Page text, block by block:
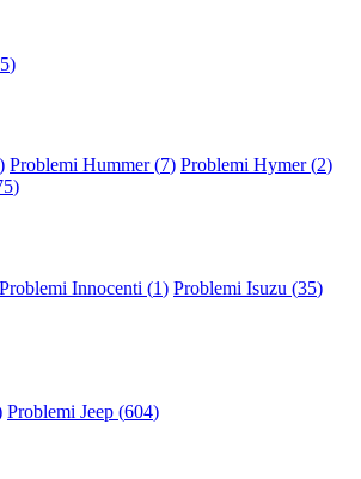
5)
) Problemi Hummer (7) Problemi Hymer (2)
)
Problemi Innocenti (1) Problemi Isuzu (35)
Problemi Jeep (604)